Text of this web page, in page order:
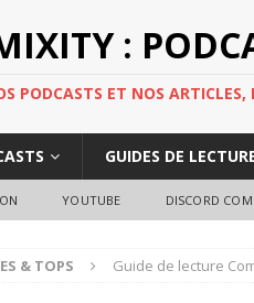
:
PODCASTS ET NOS ARTICLES,
GUIDES DE
YOUTUBE DISCORD
& TOPS Guide de lecture